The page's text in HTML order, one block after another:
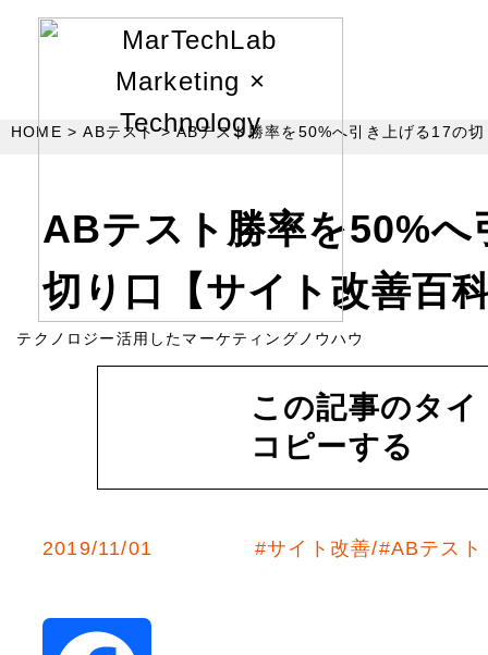
テクノロジー活用したマーケティングノウハウ
HOME ABテスト ABテスト勝率を50%へ引き上げる17の
ABテスト勝率を50%へ
切り口【サイト改善百
この記事のタ
コピーする
2019/11/01 #サイト改善 #ABテスト